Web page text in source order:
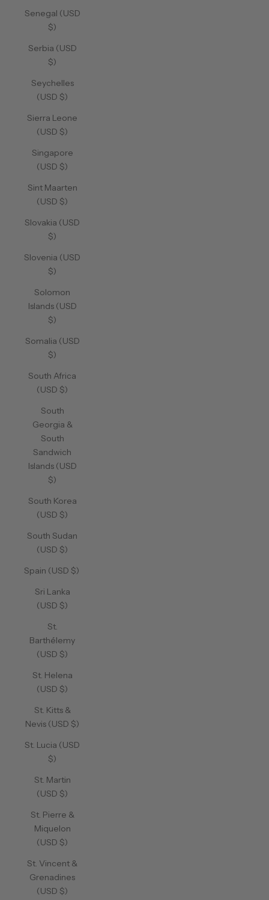
Senegal (USD
$)
Serbia (USD
$)
Seychelles
(USD $)
Sierra Leone
(USD $)
Singapore
(USD $)
Sint Maarten
(USD $)
Slovakia (USD
$)
Slovenia (USD
$)
Solomon
Islands (USD
$)
Somalia (USD
$)
South Africa
(USD $)
South
Georgia &
South
Sandwich
Islands (USD
$)
South Korea
(USD $)
South Sudan
(USD $)
Spain (USD $)
Sri Lanka
(USD $)
St.
Barthélemy
(USD $)
St. Helena
(USD $)
St. Kitts &
Nevis (USD $)
St. Lucia (USD
$)
St. Martin
(USD $)
St. Pierre &
Miquelon
(USD $)
St. Vincent &
Grenadines
(USD $)